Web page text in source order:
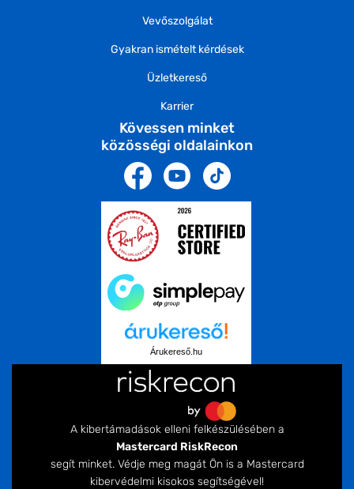
Vevőszolgálat
Gyakran ismételt kérdések
Üzletkereső
Karrier
Kövessen minket
közösségi oldalainkon
Árukereső.hu
A kibertámadások elleni felkészülésében a
Mastercard RiskRecon
segít minket. Védje meg magát Ön is a Mastercard
kibervédelmi kisokos segítségével!